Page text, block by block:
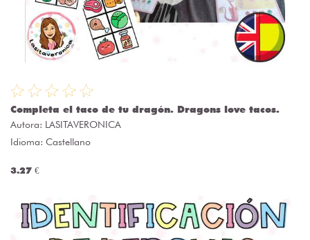
Completa el taco de tu dragón. Dragons love tacos.
Autora: LASITAVERONICA
Idioma: Castellano
3.27 €